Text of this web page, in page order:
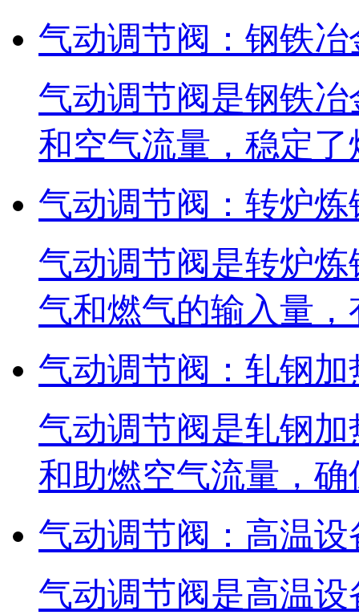
气动调节阀：钢铁
气动调节阀是钢铁
和空气流量，稳定
气动调节阀：转炉
气动调节阀是转炉
气和燃气的输入量
气动调节阀：轧钢
气动调节阀是轧钢
和助燃空气流量，
气动调节阀：高温
气动调节阀是高温